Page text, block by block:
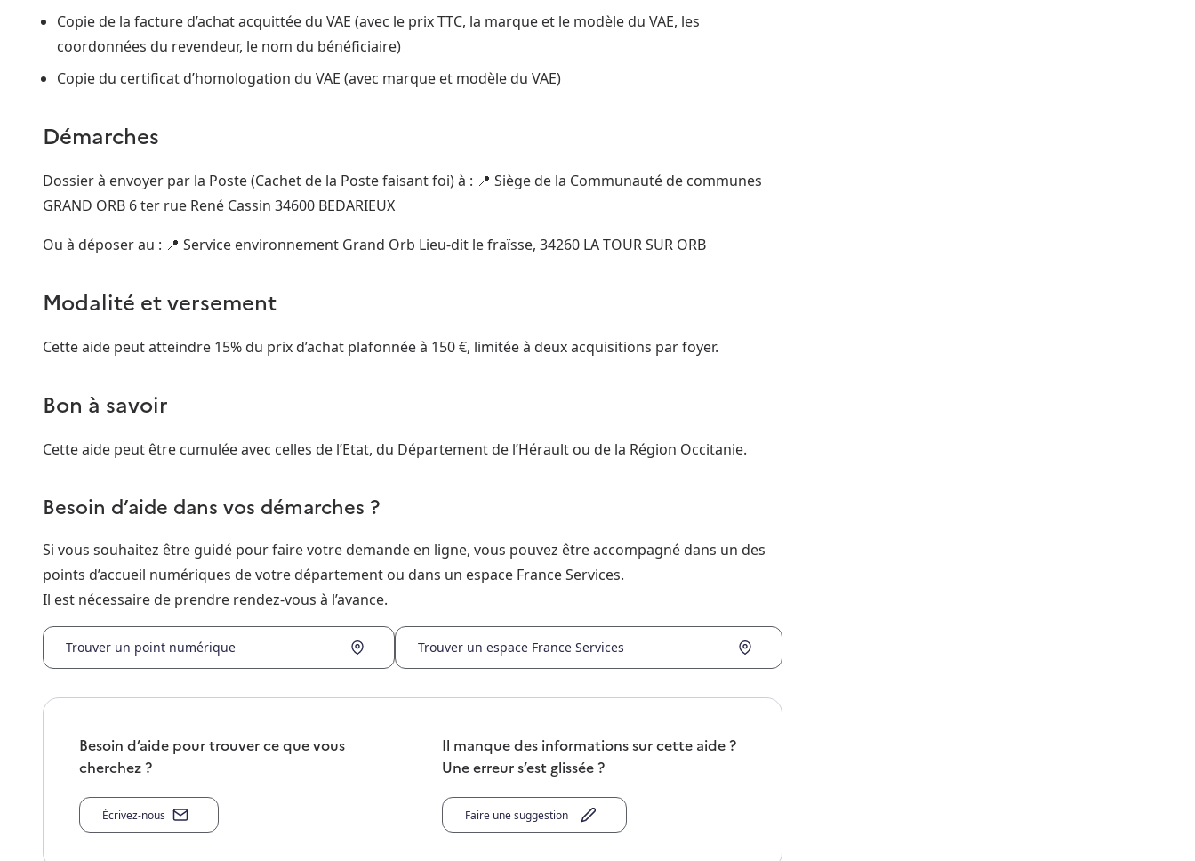
Copie de la facture d’achat acquittée du VAE (avec le prix TTC, la marque et le modèle du VAE, les
coordonnées du revendeur, le nom du bénéficiaire)
Copie du certificat d’homologation du VAE (avec marque et modèle du VAE)
Démarches
Dossier à envoyer par la Poste (Cachet de la Poste faisant foi) à : 📍 Siège de la Communauté de communes
GRAND ORB 6 ter rue René Cassin 34600 BEDARIEUX
Ou à déposer au : 📍 Service environnement Grand Orb Lieu-dit le fraïsse, 34260 LA TOUR SUR ORB
Modalité et versement
Cette aide peut atteindre 15% du prix d’achat plafonnée à 150 €, limitée à deux acquisitions par foyer.
Bon à savoir
Cette aide peut être cumulée avec celles de l’Etat, du Département de l’Hérault ou de la Région Occitanie.
Besoin d’aide dans vos démarches ?
Si vous souhaitez être guidé pour faire votre demande en ligne, vous pouvez être accompagné dans un des
points d’accueil numériques de votre département ou dans un espace France Services.
Il est nécessaire de prendre rendez-vous à l’avance.
Trouver un point numérique Trouver un espace France Services
Besoin d’aide pour trouver ce que vous
cherchez ?
Écrivez-nous
Il manque des informations sur cette aide ?
Une erreur s’est glissée ?
Faire une suggestion